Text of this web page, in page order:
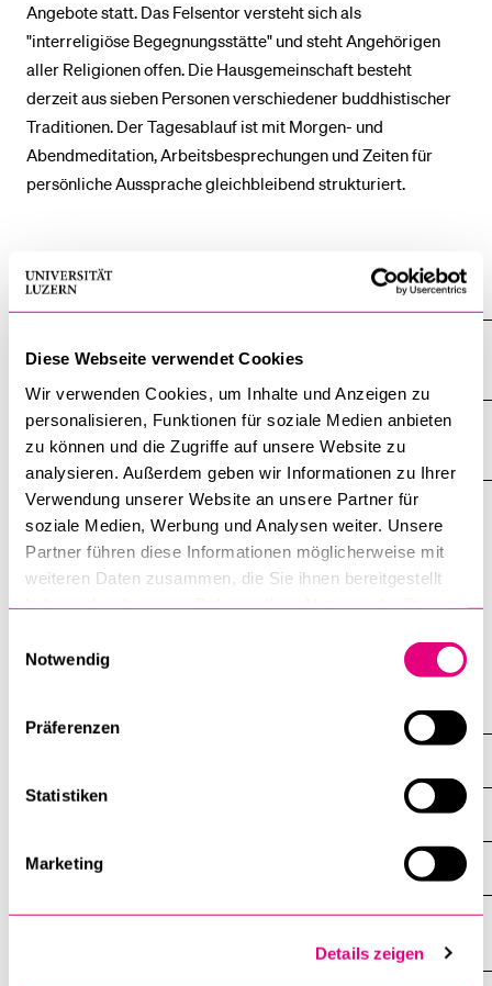
Diese Webseite verwendet Cookies
Wir verwenden Cookies, um Inhalte und Anzeigen zu
personalisieren, Funktionen für soziale Medien anbieten
zu können und die Zugriffe auf unsere Website zu
analysieren. Außerdem geben wir Informationen zu Ihrer
Verwendung unserer Website an unsere Partner für
soziale Medien, Werbung und Analysen weiter. Unsere
Partner führen diese Informationen möglicherweise mit
weiteren Daten zusammen, die Sie ihnen bereitgestellt
Notwendig
Präferenzen
Statistiken
Marketing
Details zeigen
Buddhistisches Zentrum Luzern
International Buddhist Progress Society of Switzerland – Fo
Angebote statt. Das Felsentor versteht sich als
"interreligiöse Begegnungsstätte" und steht Angehörigen
aller Religionen offen. Die Hausgemeinschaft besteht
derzeit aus sieben Personen verschiedener buddhistischer
Traditionen. Der Tagesablauf ist mit Morgen- und
Abendmeditation, Arbeitsbesprechungen und Zeiten für
persönliche Aussprache gleichbleibend strukturiert.
Alle anzeigen
Alle
Sektionen
Galerie
Adresse
«Religionsvielfalt im Kanton Luzern» (www.unilu.ch/rel-LU) ist
ein Projekt des Religionswissenschaftlichen Seminars der